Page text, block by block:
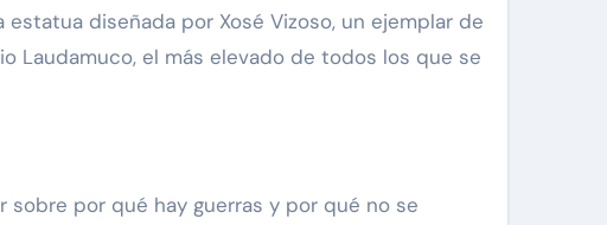
diseñada por Xosé Vizoso, un ejemplar de
Laudamuco, el más elevado de todos los que se
sobre por qué hay guerras y por qué no se